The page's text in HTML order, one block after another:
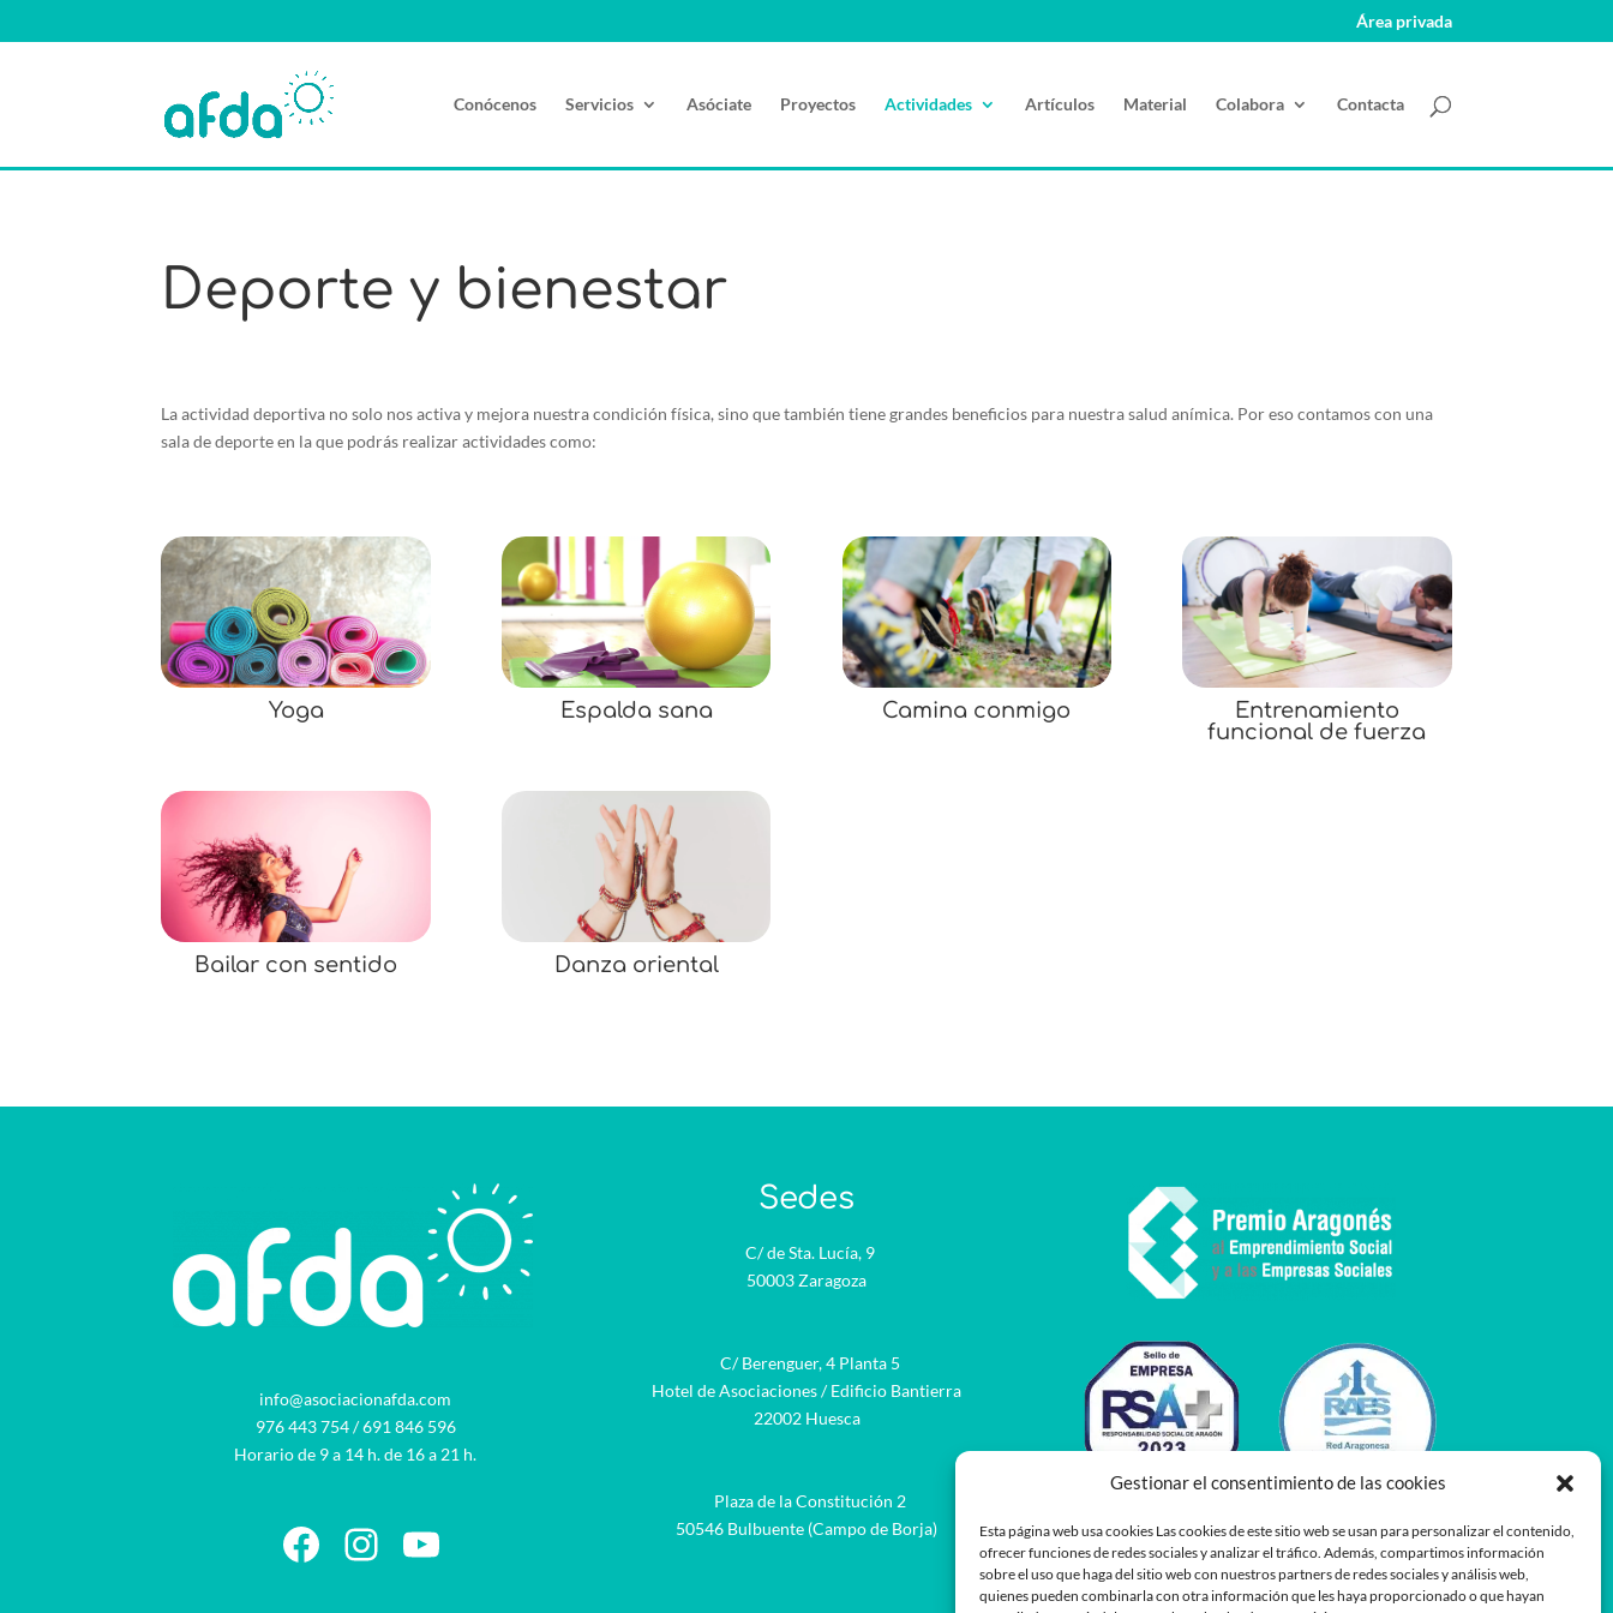
Gestionar el consentimiento de las cookies
Esta página web usa cookies Las cookies de este sitio web se usan para personalizar el contenido,
ofrecer funciones de redes sociales y analizar el tráfico. Además, compartimos información
sobre el uso que haga del sitio web con nuestros partners de redes sociales y análisis web,
quienes pueden combinarla con otra información que les haya proporcionado o que hayan
Área privada
Conócenos Servicios Asóciate Proyectos Actividades Artículos Material Colabora Contacta
Deporte y bienestar
La actividad deportiva no solo nos activa y mejora nuestra condición física, sino que también tiene grandes beneficios para nuestra salud anímica. Por eso contamos con una
sala de deporte en la que podrás realizar actividades como:
Yoga
Bailar con sentido
Espalda sana
Danza oriental
Camina conmigo
Entrenamiento
funcional de fuerza
info@asociacionafda.com
976 443 754/691 846 596
Horario de 9 a 14 h. de 16 a 21 h.
Facebook
Instagram
YouTube
Sedes
C/ de Sta. Lucía, 9
50003 Zaragoza
C/ Berenguer, 4 Planta 5
Hotel de Asociaciones / Edificio Bantierra
22002 Huesca
Plaza de la Constitución 2
50546 Bulbuente (Campo de Borja)